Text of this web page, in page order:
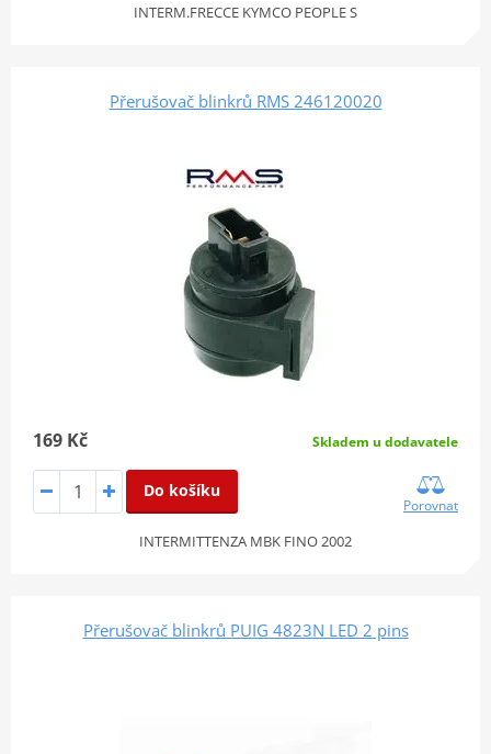
INTERM.FRECCE KYMCO PEOPLE S
Přerušovač blinkrů RMS 246120020
169 Kč Skladem u dodavatele
Do košíku
Porovnat
INTERMITTENZA MBK FINO 2002
Přerušovač blinkrů PUIG 4823N LED 2 pins